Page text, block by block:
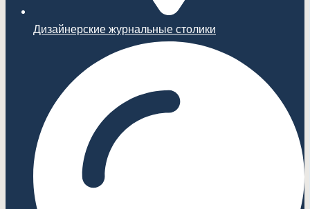
Дизайнерские журнальные столики